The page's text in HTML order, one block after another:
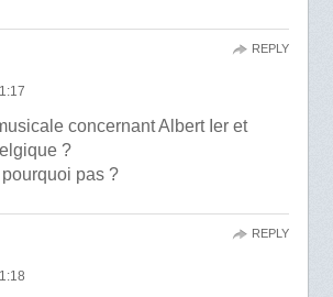
concernant Albert Ier et
?
pas ?
REPLY
REPLY